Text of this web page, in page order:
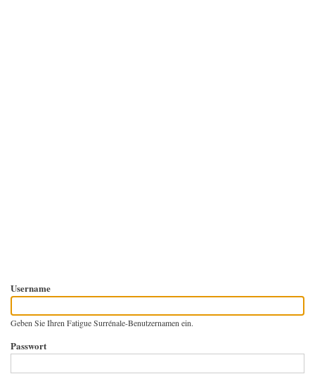
Username
Geben Sie Ihren Fatigue Surrénale-Benutzernamen ein.
Passwort